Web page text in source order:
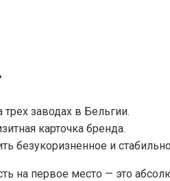
заводах в Бельгии.
карточка бренда.
безукоризненное и
на первое место — это